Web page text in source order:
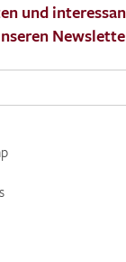
und